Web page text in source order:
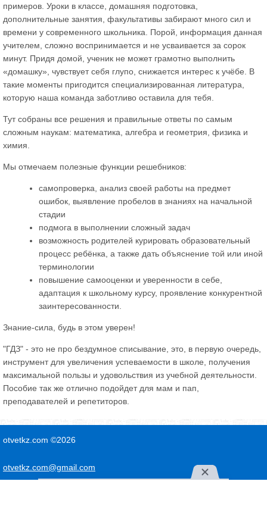
примеров. Уроки в классе, домашняя подготовка,
дополнительные занятия, факультативы забирают много сил и
времени у современного школьника. Порой, информация данная
учителем, сложно воспринимается и не усваивается за сорок
минут. Придя домой, ученик не может грамотно выполнить
«домашку», чувствует себя глупо, снижается интерес к учёбе. В
такие моменты пригодится специализированная литература,
которую наша команда заботливо оставила для тебя.
Тут собраны все решения и правильные ответы по самым
сложным наукам: математика, алгебра и геометрия, физика и
химия.
Мы отмечаем полезные функции решебников:
самопроверка, анализ своей работы на предмет
ошибок, выявление пробелов в знаниях на начальной
стадии
подмога в выполнении сложный задач
возможность родителей курировать образовательный
процесс ребёнка, а также дать объяснение той или иной
терминологии
повышение самооценки и уверенности в себе,
адаптация к школьному курсу, проявление конкурентной
заинтересованности.
Знание-сила, будь в этом уверен!
"ГДЗ" - это не про бездумное списывание, это, в первую очередь,
инструмент для увеличения успеваемости в школе, получения
максимальной пользы и удовольствия из учебной деятельности.
Пособие так же отлично подойдет для мам и пап,
преподавателей и репетиторов.
otvetkz.com ©2026
otvetkz.com@gmail.com